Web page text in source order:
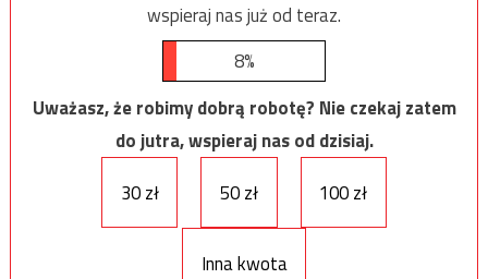
wspieraj nas już od teraz.
8%
Uważasz, że robimy dobrą robotę? Nie czekaj zatem
do jutra, wspieraj nas od dzisiaj.
30 zł
50 zł 100 zł
Inna kwota